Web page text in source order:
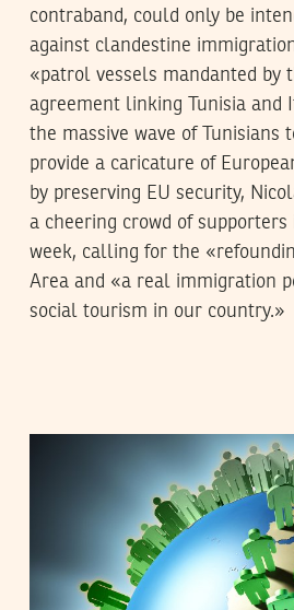
contraband, could only be
against clandestine
«patrol vessels mandanted by
agreement linking Tunisia and
the massive wave of Tunisians
provide a caricature of
by preserving EU security,
a cheering crowd of
week, calling for the
Area and «a real immigration
social tourism in our country.»